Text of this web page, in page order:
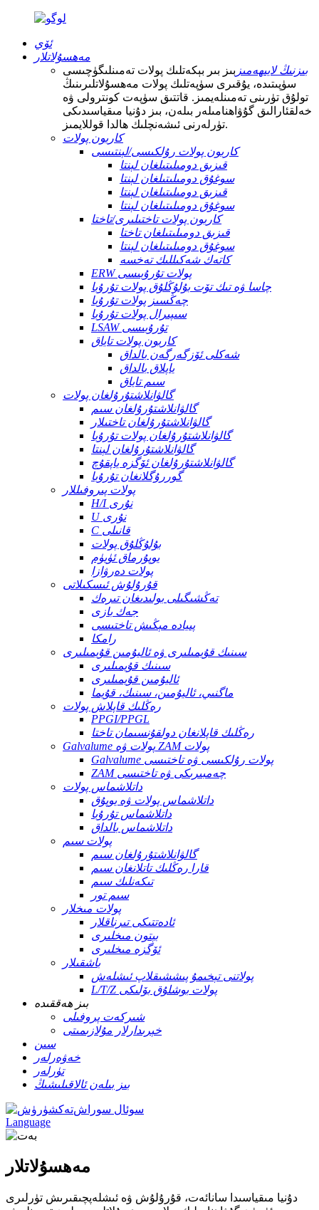
ئۆي
مەھسۇلاتلار
بىزنىڭ لايىھەمىز بىز بىر بېكەتلىك پولات تەمىنلىگۈچىسى
سۈپىتىدە، يۇقىرى سۈپەتلىك پولات مەھسۇلاتلىرىنىڭ
تولۇق تۈرىنى تەمىنلەيمىز. قاتتىق سۈپەت كونترولى ۋە
خەلقئارالىق گۇۋاھنامىلەر بىلەن، بىز دۇنيا مىقياسىدىكى
تۈرلەرنى ئىشەنچلىك ھالدا قوللايمىز.
كاربون پولات
كاربون پولات رۇلكىسى/لېنتىسى
قىزىق دومىلىتىلغان لېنتا
سوغۇق دومىلىتىلغان لېنتا
قىزىق دومىلىتىلغان لېنتا
سوغۇق دومىلىتىلغان لېنتا
كاربون پولات تاختىلىرى/تاختا
قىزىق دومىلىتىلغان تاختا
سوغۇق دومىلىتىلغان لېنتا
كاتەك شەكىللىك تەخسە
ERW پولات تۇرۇبىسى
چاسا ۋە تىك تۆت بۇلۇڭلۇق پولات تۇرۇبا
چەڭسىز پولات تۇرۇبا
سىپىرال پولات تۇرۇبا
LSAW تۇرۇبىسى
كاربون پولات تاياق
شەكلى ئۆزگەرگەن بالداق
ياپلاق بالداق
سىم تاياق
گالۋانلاشتۇرۇلغان پولات
گالۋانلاشتۇرۇلغان سىم
گالۋانلاشتۇرۇلغان تاختىلار
گالۋانلاشتۇرۇلغان پولات تۇرۇبا
گالۋانلاشتۇرۇلغان لېنتا
گالۋانلاشتۇرۇلغان ئۆگزە ياپقۇچ
گوررۇگلانغان تۇرۇبا
پولات پىروفىللار
H/I نۇرى
U نۇرى
C قانىلى
بۇلۇڭلۇق پولات
يوپۇرماق ئۈيۈم
پولات دەرۋازا
قۇرۇلۇش ئىسكىلاتى
تەڭشىگىلى بولىدىغان تىرەك
جەك بازى
پىيادە مېڭىش تاختىسى
رامكا
سىنىك قۇيمىلىرى ۋە ئاليۇمىن قۇيمىلىرى
سىنىك قۇيمىلىرى
ئاليۇمىن قۇيمىلىرى
ماگنىي، ئاليۇمىن، سىنىك، قۇيما
رەڭلىك قاپلاش پولات
PPGI/PPGL
رەڭلىك قاپلانغان دولقۇنسىمان تاختا
Galvalume پولات ۋە ZAM پولات
Galvalume پولات رۇلكىسى ۋە تاختىسى
ZAM چەمبىرىكى ۋە تاختىسى
داتلاشماس پولات
داتلاشماس پولات ۋە يوپۇق
داتلاشماس تۇرۇبا
داتلاشماس بالداق
پولات سىم
گالۋانلاشتۇرۇلغان سىم
قارا رەڭلىك تاتلانغان سىم
تىكەنلىك سىم
سىم تور
پولات مىخلار
ئادەتتىكى تىرناقلار
بېتون مىخلىرى
ئۆگزە مىخلىرى
باشقىلار
پولاتنى تېخىمۇ پىششىقلاپ ئىشلەش
L/T/Z پولات بوشلۇق بۆلىكى
بىز ھەققىدە
شىركەت پروفىلى
خېرىدارلار مۇلازىمىتى
سىن
خەۋەرلەر
تۈرلەر
بىز بىلەن ئالاقىلىشىڭ
سوئال سوراش
Language
مەھسۇلاتلار
دۇنيا مىقياسىدا سانائەت، قۇرۇلۇش ۋە ئىشلەپچىقىرىش تۈرلىرى